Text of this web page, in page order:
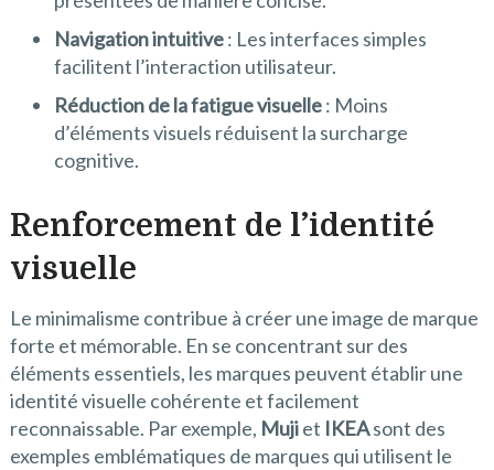
Navigation intuitive: Les interfaces simples
facilitent l’interaction utilisateur.
Réduction de la fatigue visuelle: Moins
d’éléments visuels réduisent la surcharge
cognitive.
Renforcement de l’identité
visuelle
Le minimalisme contribue à créer une image de marque
forte et mémorable. En se concentrant sur des
éléments essentiels, les marques peuvent établir une
identité visuelle cohérente et facilement
reconnaissable. Par exemple, Mujiet IKEAsont des
exemples emblématiques de marques qui utilisent le